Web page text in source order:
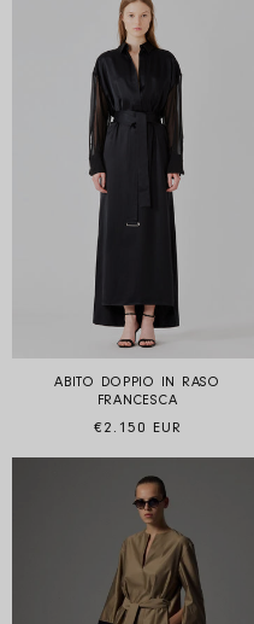
ABITO DOPPIO IN RASO
FRANCESCA
Prezzo di listino
€2.150 EUR